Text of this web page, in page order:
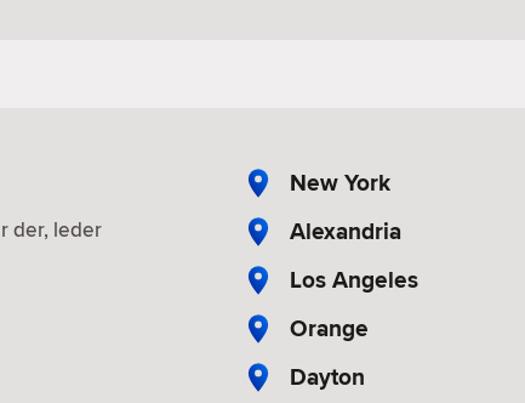
der, leder
New York
Alexandria
Los Angeles
Orange
Dayton